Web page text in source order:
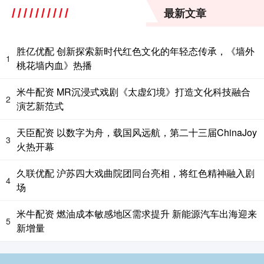
最新文章
1
胜亿优配 创新探索新时代红色文化的年轻态传承，《墙外
桃花墙内血》热播
2
米牛配资 MR沉浸式戏剧《太虚幻境》打造文化科技融合
演艺新范式
3
天臣配资 以数字为舟，载国风远航，第二十三届ChinaJoy
火热开幕
4
久联优配 沪苏四大戏曲院团同台亮相，将红色精神融入剧
场
5
米牛配资 燃油成本敏感地区需求提升 新能源汽车出海迎来
新增量